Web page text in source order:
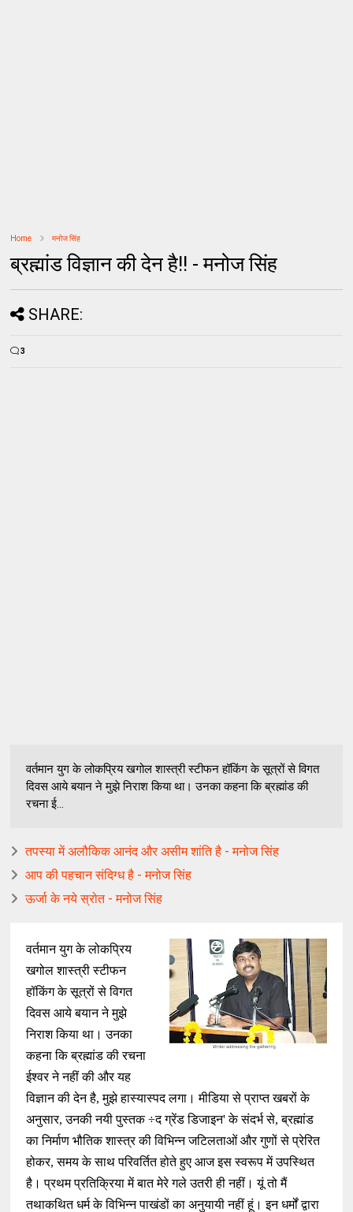
Home मनोज सिंह
ब्रह्मांड विज्ञान की देन है!! - मनोज सिंह
SHARE:
3
वर्तमान युग के लोकप्रिय खगोल शास्त्री स्टीफन हॉकिंग के सूत्रों से विगत
दिवस आये बयान ने मुझे निराश किया था। उनका कहना कि ब्रह्मांड की
रचना ई...
तपस्या में अलौकिक आनंद और असीम शांति है - मनोज सिंह
आप की पहचान संदिग्ध है - मनोज सिंह
ऊर्जा के नये स्रोत - मनोज सिंह
वर्तमान युग के लोकप्रिय
खगोल शास्त्री स्टीफन
हॉकिंग के सूत्रों से विगत
दिवस आये बयान ने मुझे
निराश किया था। उनका
कहना कि ब्रह्मांड की रचना
ईश्वर ने नहीं की और यह
विज्ञान की देन है, मुझे हास्यास्पद लगा। मीडिया से प्राप्त खबरों के
अनुसार, उनकी नयी पुस्तक ÷द ग्रेंड डिजाइन' के संदर्भ से, ब्रह्मांड
का निर्माण भौतिक शास्त्र की विभिन्न जटिलताओं और गुणों से प्रेरित
होकर, समय के साथ परिवर्तित होते हुए आज इस स्वरूप में उपस्थित
है। प्रथम प्रतिक्रिया में बात मेरे गले उतरी ही नहीं। यूं तो मैं
तथाकथित धर्म के विभिन्न पाखंडों का अनुयायी नहीं हूं। इन धर्मों द्वारा